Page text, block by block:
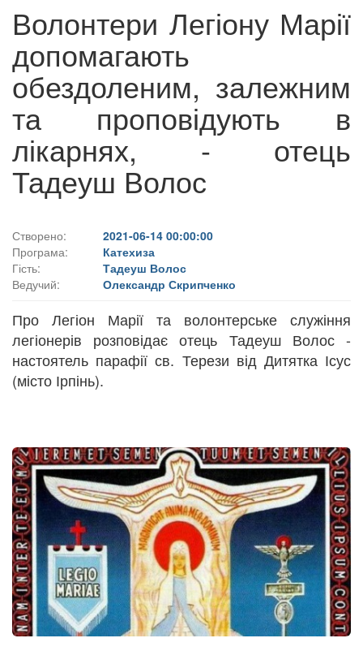
Волонтери Легіону Марії
допомагають
обездоленим, залежним
та проповідують в
лікарнях, - отець
Тадеуш Волос
Створено:
2021-06-14 00:00:00
Програма:
Катехиза
Гість:
Тадеуш Волос
Ведучий:
Олександр Скрипченко
Про Легіон Марії та волонтерське служіння
легіонерів розповідає отець Тадеуш Волос -
настоятель парафії св. Терези від Дитятка Ісус
(місто Ірпінь).